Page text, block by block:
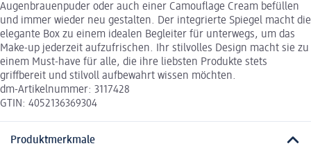
Augenbrauenpuder oder auch einer Camouflage Cream befüllen
und immer wieder neu gestalten. Der integrierte Spiegel macht die
elegante Box zu einem idealen Begleiter für unterwegs, um das
Make-up jederzeit aufzufrischen. Ihr stilvolles Design macht sie zu
einem Must-have für alle, die ihre liebsten Produkte stets
griffbereit und stilvoll aufbewahrt wissen möchten.
dm-Artikelnummer: 3117428
GTIN: 4052136369304
Produktmerkmale